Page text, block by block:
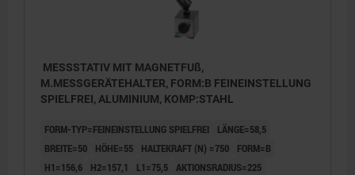
MESSSTATIV MIT MAGNETFUß,
M.MESSGERÄTEHALTER, FORM:B FEINEINSTELLUNG
SPIELFREI, ALUMINIUM, KOMP:STAHL
FORM-TYP=FEINEINSTELLUNG SPIELFREI
LÄNGE=58,5
BREITE=50
HÖHE=55 HALTEKRAFT (N) =750
FORM=B
H1=156,6
H2=157,1 L1=75,5 AKTIONSRADIUS=225